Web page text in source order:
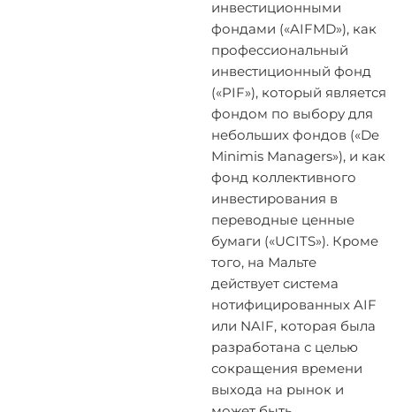
инвестиционными
фондами («AIFMD»), как
профессиональный
инвестиционный фонд
(«PIF»), который является
фондом по выбору для
небольших фондов («De
Minimis Managers»), и как
фонд коллективного
инвестирования в
переводные ценные
бумаги («UCITS»). Кроме
того, на Мальте
действует система
нотифицированных AIF
или NAIF, которая была
разработана с целью
сокращения времени
выхода на рынок и